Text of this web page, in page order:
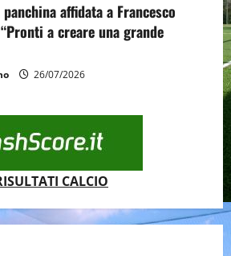
affidata a Francesco
a creare una grande
26/07/2026
CALCIO